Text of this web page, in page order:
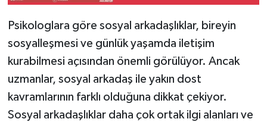
Psikologlara göre sosyal arkadaşlıklar, bireyin
sosyalleşmesi ve günlük yaşamda iletişim
kurabilmesi açısından önemli görülüyor. Ancak
uzmanlar, sosyal arkadaş ile yakın dost
kavramlarının farklı olduğuna dikkat çekiyor.
Sosyal arkadaşlıklar daha çok ortak ilgi alanları ve